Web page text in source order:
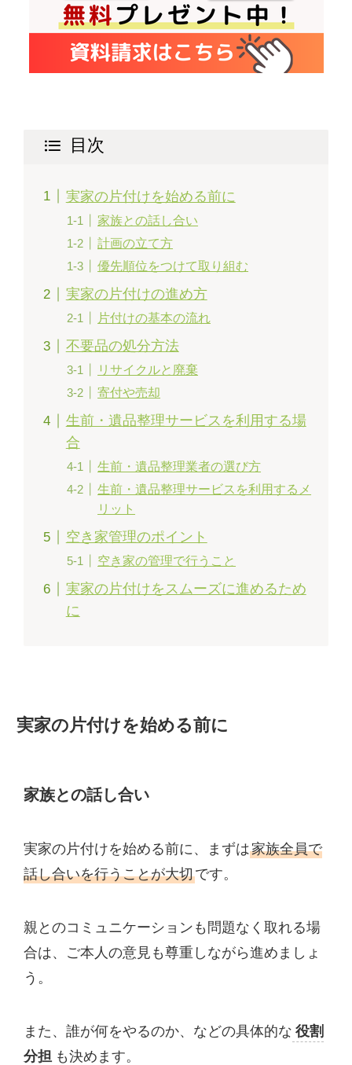
目次
実家の片付けを始める前に
家族との話し合い
計画の立て方
優先順位をつけて取り組む
実家の片付けの進め方
片付けの基本の流れ
不要品の処分方法
リサイクルと廃棄
寄付や売却
生前・遺品整理サービスを利用する場
合
生前・遺品整理業者の選び方
生前・遺品整理サービスを利用するメ
リット
空き家管理のポイント
空き家の管理で行うこと
実家の片付けをスムーズに進めるため
に
実家の片付けを始める前に
家族との話し合い
実家の片付けを始める前に、まずは家族全員で
話し合いを行うことが大切です。
親とのコミュニケーションも問題なく取れる場
合は、ご本人の意見も尊重しながら進めましょ
う。
また、誰が何をやるのか、などの具体的な 役割
分担 も決めます。